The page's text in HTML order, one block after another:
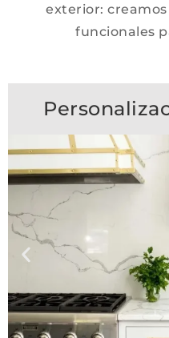
exterior:
funcionales